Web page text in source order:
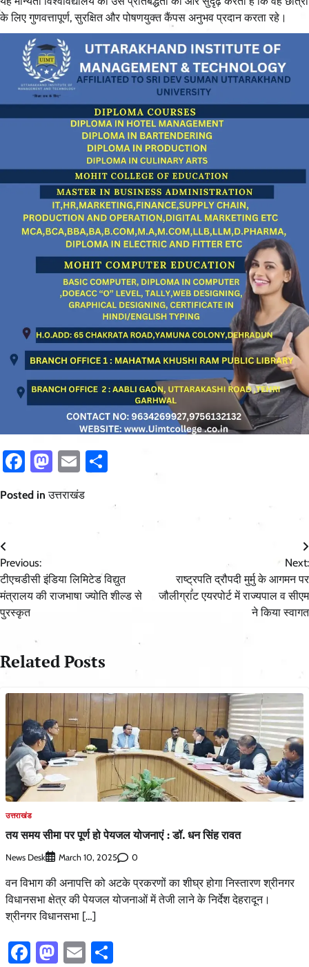
के लिए गुणवत्तापूर्ण, सुरक्षित और पोषणयुक्त कैंपस अनुभव प्रदान करता रहे।
Facebook
Mastodon
Email
Posted inउत्तराखंड
Post
navigation
Previous:
टीएचडीसी इंडिया लिमिटेड विद्युत
मंत्रालय की राजभाषा ज्योति शील्ड से
पुरस्कृत
Next:
राष्ट्रपति द्रौपदी मुर्मु के आगमन पर
जौलीग्रांट एयरपोर्ट में राज्यपाल व सीएम
ने किया स्वागत
Related Posts
उत्तराखंड
तय समय सीमा पर पूर्ण हो पेयजल योजनाएं : डॉ. धन सिंह रावत
News Desk March 10, 2025 0
वन विभाग की अनापत्ति को अटके प्रकरणों का शीघ्र होगा निस्तारण श्रीनगर
विधानसभा क्षेत्र की पेयजल योजनाओं में तेजी लाने के निर्देश देहरादून।
श्रीनगर विधानसभा […]
Facebook
Mastodon
Email